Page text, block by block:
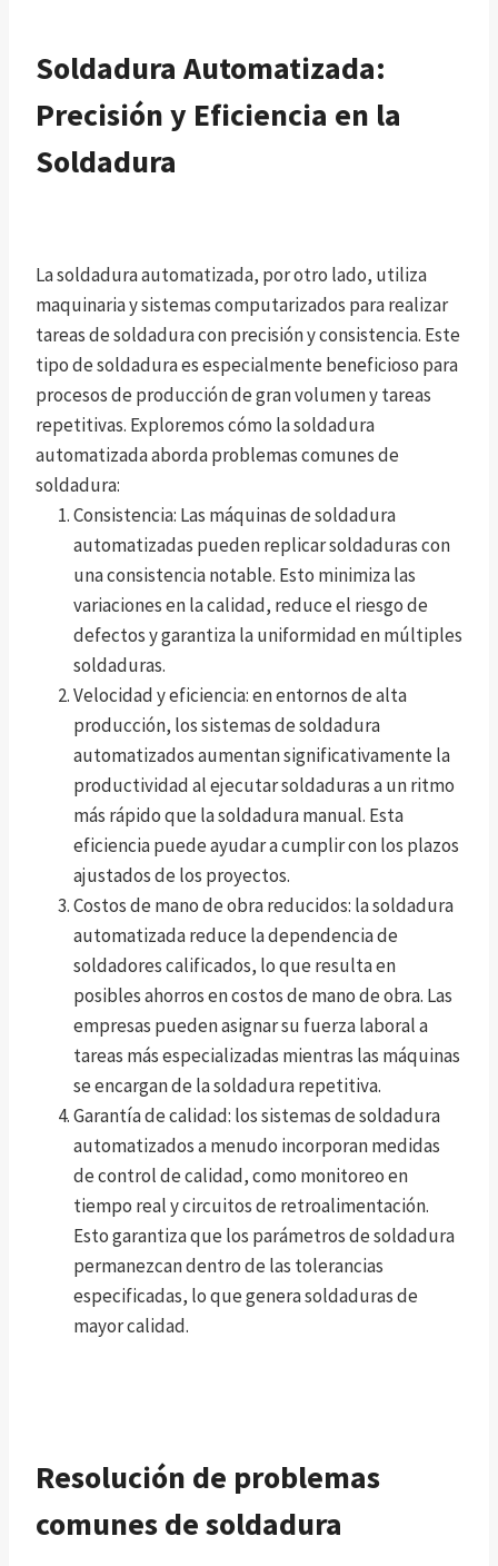
Soldadura Automatizada:
Precisión y Eficiencia en la
Soldadura
La soldadura automatizada, por otro lado, utiliza
maquinaria y sistemas computarizados para realizar
tareas de soldadura con precisión y consistencia. Este
tipo de soldadura es especialmente beneficioso para
procesos de producción de gran volumen y tareas
repetitivas. Exploremos cómo la soldadura
automatizada aborda problemas comunes de
soldadura:
Consistencia: Las máquinas de soldadura
automatizadas pueden replicar soldaduras con
una consistencia notable. Esto minimiza las
variaciones en la calidad, reduce el riesgo de
defectos y garantiza la uniformidad en múltiples
soldaduras.
Velocidad y eficiencia: en entornos de alta
producción, los sistemas de soldadura
automatizados aumentan significativamente la
productividad al ejecutar soldaduras a un ritmo
más rápido que la soldadura manual. Esta
eficiencia puede ayudar a cumplir con los plazos
ajustados de los proyectos.
Costos de mano de obra reducidos: la soldadura
automatizada reduce la dependencia de
soldadores calificados, lo que resulta en
posibles ahorros en costos de mano de obra. Las
empresas pueden asignar su fuerza laboral a
tareas más especializadas mientras las máquinas
se encargan de la soldadura repetitiva.
Garantía de calidad: los sistemas de soldadura
automatizados a menudo incorporan medidas
de control de calidad, como monitoreo en
tiempo real y circuitos de retroalimentación.
Esto garantiza que los parámetros de soldadura
permanezcan dentro de las tolerancias
especificadas, lo que genera soldaduras de
mayor calidad.
Resolución de problemas
comunes de soldadura